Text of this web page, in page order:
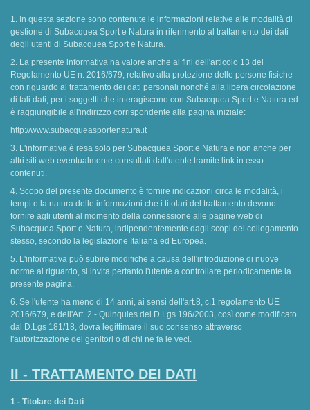
1. In questa sezione sono contenute le informazioni relative alle modalità di
gestione di Subacquea Sport e Natura in riferimento al trattamento dei dati
degli utenti di Subacquea Sport e Natura.
2. La presente informativa ha valore anche ai fini dell'articolo 13 del
Regolamento UE n. 2016/679, relativo alla protezione delle persone fisiche
con riguardo al trattamento dei dati personali nonché alla libera circolazione
di tali dati, per i soggetti che interagiscono con Subacquea Sport e Natura ed
è raggiungibile all'indirizzo corrispondente alla pagina iniziale:
http://www.subacqueasportenatura.it
3. L'informativa è resa solo per Subacquea Sport e Natura e non anche per
altri siti web eventualmente consultati dall'utente tramite link in esso
contenuti.
4. Scopo del presente documento è fornire indicazioni circa le modalità, i
tempi e la natura delle informazioni che i titolari del trattamento devono
fornire agli utenti al momento della connessione alle pagine web di
Subacquea Sport e Natura, indipendentemente dagli scopi del collegamento
stesso, secondo la legislazione Italiana ed Europea.
5. L'informativa può subire modifiche a causa dell'introduzione di nuove
norme al riguardo, si invita pertanto l'utente a controllare periodicamente la
presente pagina.
6. Se l'utente ha meno di 14 anni, ai sensi dell'art.8, c.1 regolamento UE
2016/679, e dell'Art. 2 - Quinquies del D.Lgs 196/2003, così come modificato
dal D.Lgs 181/18, dovrà legittimare il suo consenso attraverso
l'autorizzazione dei genitori o di chi ne fa le veci.
II - TRATTAMENTO DEI DATI
1 - Titolare dei Dati